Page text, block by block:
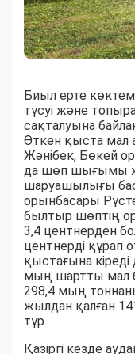
Биыл ерте
түсуі және
сақталуына
Өткен қыста мал
Жәнібек, Бөкей
да шөп шығымы
шаруашылығы
орынбасары
былтыр шөптің
3,4 центнерден
центнерді құрап
қыстағына
мың шартты мал
298,4 мың
жылдан қалған
тұр.
Қазіргі кезде